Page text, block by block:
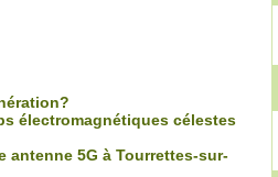
électromagnétiques célestes
antenne 5G à Tourrettes-sur-